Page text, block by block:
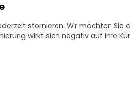
stornieren. Wir möchten
wirkt sich negativ auf Ihre